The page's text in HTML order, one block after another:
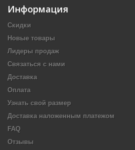
Информация
Скидки
Новые товары
Лидеры продаж
Связаться с нами
Доставка
Оплата
Узнать свой размер
Доставка наложенным платежом
FAQ
Отзывы